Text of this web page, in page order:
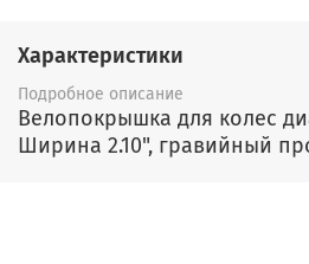
Характеристики
Подробное описание
Велопокрышка для колес
Ширина 2.10", гравийный